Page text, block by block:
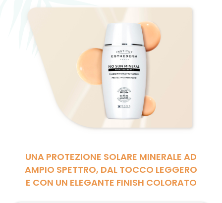
UNA PROTEZIONE SOLARE MINERALE AD
AMPIO SPETTRO, DAL TOCCO LEGGERO
E CON UN ELEGANTE FINISH COLORATO